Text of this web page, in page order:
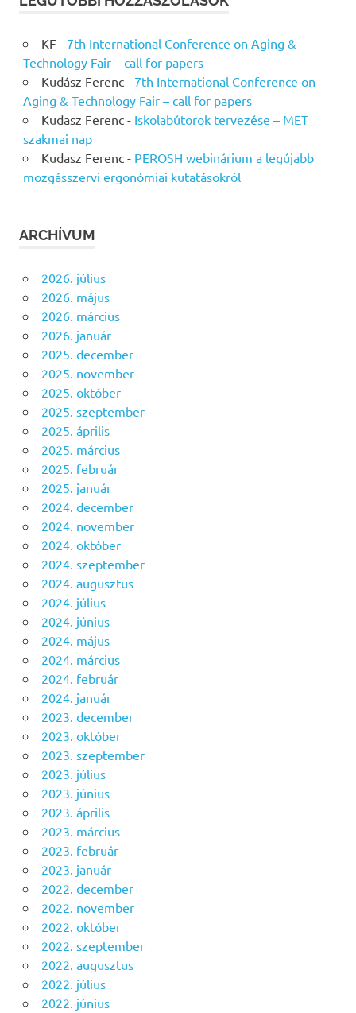
KF - 7th International Conference on Aging &
Technology Fair – call for papers
Kudász Ferenc- 7th International Conference on
Aging & Technology Fair – call for papers
Kudasz Ferenc- Iskolabútorok tervezése – MET
szakmai nap
Kudasz Ferenc- PEROSH webinárium a legújabb
mozgásszervi ergonómiai kutatásokról
ARCHÍVUM
2026. július
2026. május
2026. március
2026. január
2025. december
2025. november
2025. október
2025. szeptember
2025. április
2025. március
2025. február
2025. január
2024. december
2024. november
2024. október
2024. szeptember
2024. augusztus
2024. július
2024. június
2024. május
2024. március
2024. február
2024. január
2023. december
2023. október
2023. szeptember
2023. július
2023. június
2023. április
2023. március
2023. február
2023. január
2022. december
2022. november
2022. október
2022. szeptember
2022. augusztus
2022. július
2022. június